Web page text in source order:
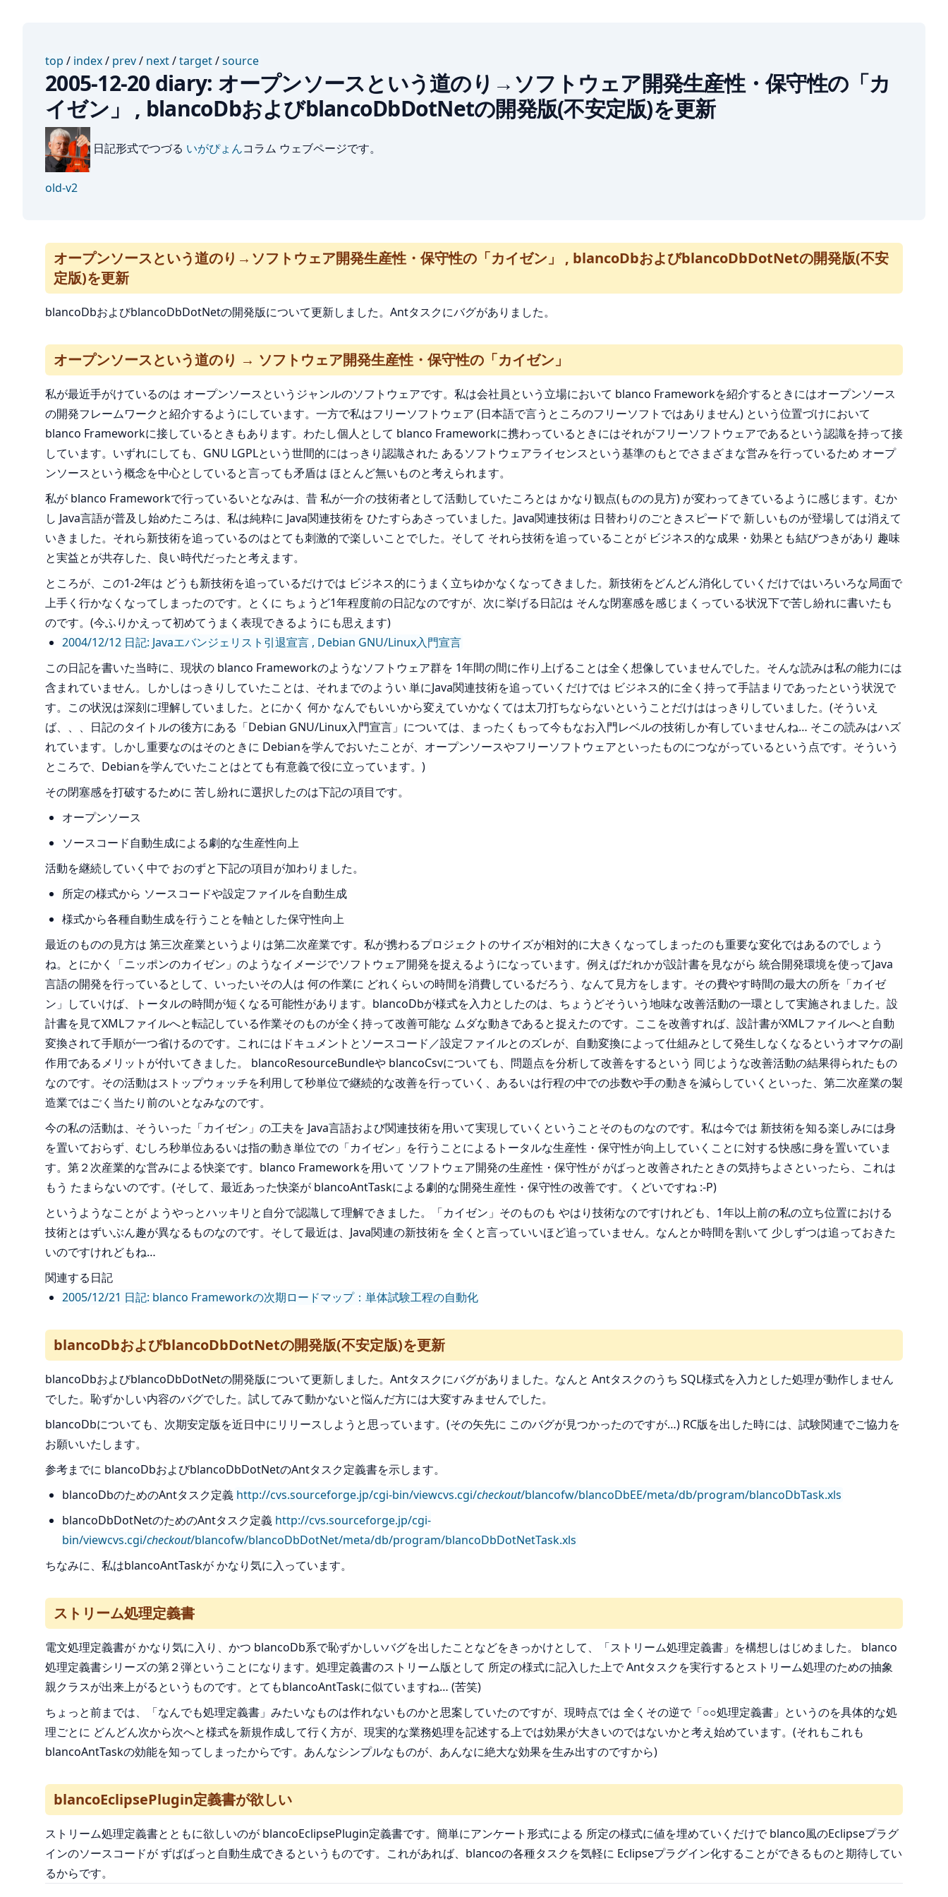
top / index/ prev/ next/target/source
2005-12-20 diary: オープンソースという道のり→ソフトウェア開発生産性・保守性の「カ
イゼン」 , blancoDbおよびblancoDbDotNetの開発版(不安定版)を更新
日記形式でつづる いがぴょんコラム ウェブページです。
old-v2
オープンソースという道のり→ソフトウェア開発生産性・保守性の「カイゼン」 , blancoDbおよびblancoDbDotNetの開発版(不安
定版)を更新
blancoDbおよびblancoDbDotNetの開発版について更新しました。Antタスクにバグがありました。
オープンソースという道のり → ソフトウェア開発生産性・保守性の「カイゼン」
私が最近手がけているのは オープンソースというジャンルのソフトウェアです。私は会社員という立場において blanco Frameworkを紹介するときにはオープンソース
の開発フレームワークと紹介するようにしています。一方で私はフリーソフトウェア (日本語で言うところのフリーソフトではありません) という位置づけにおいて
blanco Frameworkに接しているときもあります。わたし個人として blanco Frameworkに携わっているときにはそれがフリーソフトウェアであるという認識を持って接
しています。いずれにしても、GNU LGPLという世間的にはっきり認識された あるソフトウェアライセンスという基準のもとでさまざまな営みを行っているため オープ
ンソースという概念を中心としていると言っても矛盾は ほとんど無いものと考えられます。
私が blanco Frameworkで行っているいとなみは、昔 私が一介の技術者として活動していたころとは かなり観点(ものの見方) が変わってきているように感じます。むか
し Java言語が普及し始めたころは、私は純粋に Java関連技術を ひたすらあさっていました。Java関連技術は 日替わりのごときスピードで 新しいものが登場しては消えて
いきました。それら新技術を追っているのはとても刺激的で楽しいことでした。そして それら技術を追っていることが ビジネス的な成果・効果とも結びつきがあり 趣味
と実益とが共存した、良い時代だったと考えます。
ところが、この1-2年は どうも新技術を追っているだけでは ビジネス的にうまく立ちゆかなくなってきました。新技術をどんどん消化していくだけではいろいろな局面で
上手く行かなくなってしまったのです。とくに ちょうど1年程度前の日記なのですが、次に挙げる日記は そんな閉塞感を感じまくっている状況下で苦し紛れに書いたも
のです。(今ふりかえって初めてうまく表現できるようにも思えます)
2004/12/12 日記: Javaエバンジェリスト引退宣言 , Debian GNU/Linux入門宣言
この日記を書いた当時に、現状の blanco Frameworkのようなソフトウェア群を 1年間の間に作り上げることは全く想像していませんでした。そんな読みは私の能力には
含まれていません。しかしはっきりしていたことは、それまでのようい 単にJava関連技術を追っていくだけでは ビジネス的に全く持って手詰まりであったという状況で
す。この状況は深刻に理解していました。とにかく 何か なんでもいいから変えていかなくては太刀打ちならないということだけははっきりしていました。(そういえ
ば、、、日記のタイトルの後方にある「Debian GNU/Linux入門宣言」については、まったくもって今もなお入門レベルの技術しか有していませんね… そこの読みはハズ
れています。しかし重要なのはそのときに Debianを学んでおいたことが、オープンソースやフリーソフトウェアといったものにつながっているという点です。そういう
ところで、Debianを学んでいたことはとても有意義で役に立っています。)
その閉塞感を打破するために 苦し紛れに選択したのは下記の項目です。
オープンソース
ソースコード自動生成による劇的な生産性向上
活動を継続していく中で おのずと下記の項目が加わりました。
所定の様式から ソースコードや設定ファイルを自動生成
様式から各種自動生成を行うことを軸とした保守性向上
最近のものの見方は 第三次産業というよりは第二次産業です。私が携わるプロジェクトのサイズが相対的に大きくなってしまったのも重要な変化ではあるのでしょう
ね。とにかく「ニッポンのカイゼン」のようなイメージでソフトウェア開発を捉えるようになっています。例えばだれかが設計書を見ながら 統合開発環境を使ってJava
言語の開発を行っているとして、いったいその人は 何の作業に どれくらいの時間を消費しているだろう、なんて見方をします。その費やす時間の最大の所を「カイゼ
ン」していけば、トータルの時間が短くなる可能性があります。blancoDbが様式を入力としたのは、ちょうどそういう地味な改善活動の一環として実施されました。設
計書を見てXMLファイルへと転記している作業そのものが全く持って改善可能な ムダな動きであると捉えたのです。ここを改善すれば、設計書がXMLファイルへと自動
変換されて手順が一つ省けるのです。これにはドキュメントとソースコード／設定ファイルとのズレが、自動変換によって仕組みとして発生しなくなるというオマケの副
作用であるメリットが付いてきました。 blancoResourceBundleや blancoCsvについても、問題点を分析して改善をするという 同じような改善活動の結果得られたもの
なのです。その活動はストップウォッチを利用して秒単位で継続的な改善を行っていく、あるいは行程の中での歩数や手の動きを減らしていくといった、第二次産業の製
造業ではごく当たり前のいとなみなのです。
今の私の活動は、そういった「カイゼン」の工夫を Java言語および関連技術を用いて実現していくということそのものなのです。私は今では 新技術を知る楽しみには身
を置いておらず、むしろ秒単位あるいは指の動き単位での「カイゼン」を行うことによるトータルな生産性・保守性が向上していくことに対する快感に身を置いていま
す。第２次産業的な営みによる快楽です。blanco Frameworkを用いて ソフトウェア開発の生産性・保守性が がばっと改善されたときの気持ちよさといったら、これは
もう たまらないのです。(そして、最近あった快楽が blancoAntTaskによる劇的な開発生産性・保守性の改善です。くどいですね :-P)
というようなことが ようやっとハッキリと自分で認識して理解できました。「カイゼン」そのものも やはり技術なのですけれども、1年以上前の私の立ち位置における
技術とはずいぶん趣が異なるものなのです。そして最近は、Java関連の新技術を 全くと言っていいほど追っていません。なんとか時間を割いて 少しずつは追っておきた
いのですけれどもね…
関連する日記
2005/12/21 日記: blanco Frameworkの次期ロードマップ：単体試験工程の自動化
blancoDbおよびblancoDbDotNetの開発版(不安定版)を更新
blancoDbおよびblancoDbDotNetの開発版について更新しました。Antタスクにバグがありました。なんと Antタスクのうち SQL様式を入力とした処理が動作しません
でした。恥ずかしい内容のバグでした。試してみて動かないと悩んだ方には大変すみませんでした。
blancoDbについても、次期安定版を近日中にリリースしようと思っています。(その矢先に このバグが見つかったのですが…) RC版を出した時には、試験関連でご協力を
お願いいたします。
参考までに blancoDbおよびblancoDbDotNetのAntタスク定義書を示します。
blancoDbのためのAntタスク定義 http://cvs.sourceforge.jp/cgi-bin/viewcvs.cgi/checkout/blancofw/blancoDbEE/meta/db/program/blancoDbTask.xls
blancoDbDotNetのためのAntタスク定義 http://cvs.sourceforge.jp/cgi-
bin/viewcvs.cgi/checkout/blancofw/blancoDbDotNet/meta/db/program/blancoDbDotNetTask.xls
ちなみに、私はblancoAntTaskが かなり気に入っています。
ストリーム処理定義書
電文処理定義書が かなり気に入り、かつ blancoDb系で恥ずかしいバグを出したことなどをきっかけとして、「ストリーム処理定義書」を構想しはじめました。 blanco
処理定義書シリーズの第２弾ということになります。処理定義書のストリーム版として 所定の様式に記入した上で Antタスクを実行するとストリーム処理のための抽象
親クラスが出来上がるというものです。とてもblancoAntTaskに似ていますね… (苦笑)
ちょっと前までは、「なんでも処理定義書」みたいなものは作れないものかと思案していたのですが、現時点では 全くその逆で「○○処理定義書」というのを具体的な処
理ごとに どんどん次から次へと様式を新規作成して行く方が、現実的な業務処理を記述する上では効果が大きいのではないかと考え始めています。(それもこれも
blancoAntTaskの効能を知ってしまったからです。あんなシンプルなものが、あんなに絶大な効果を生み出すのですから)
blancoEclipsePlugin定義書が欲しい
ストリーム処理定義書とともに欲しいのが blancoEclipsePlugin定義書です。簡単にアンケート形式による 所定の様式に値を埋めていくだけで blanco風のEclipseプラグ
インのソースコードが ずばばっと自動生成できるというものです。これがあれば、blancoの各種タスクを気軽に Eclipseプラグイン化することができるものと期待してい
るからです。